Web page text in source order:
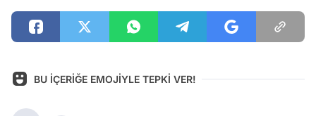
BU İÇERİĞE EMOJİYLE TEPKİ VER!